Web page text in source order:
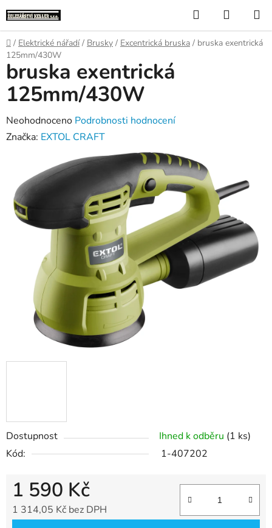
na
obsah
Hledat
KOŠÍK
Domů
/ Elektrické nářadí / Brusky / Excentrická bruska / bruska exentrická
125mm/430W
Dostupnost Ihned k odběru (1 ks)
Kód:
1-407202
1 590 Kč
1 314,05 Kč bez DPH
bruska exentrická
125mm/430W
Průměrné
hodnocení
0,0
Neohodnoceno Podrobnosti hodnocení
Značka: EXTOL CRAFT